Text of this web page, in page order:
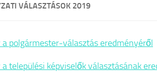
VÁLASZTÁSOK 2019
a polgármester-választás eredményéről
a települési képviselők választásának